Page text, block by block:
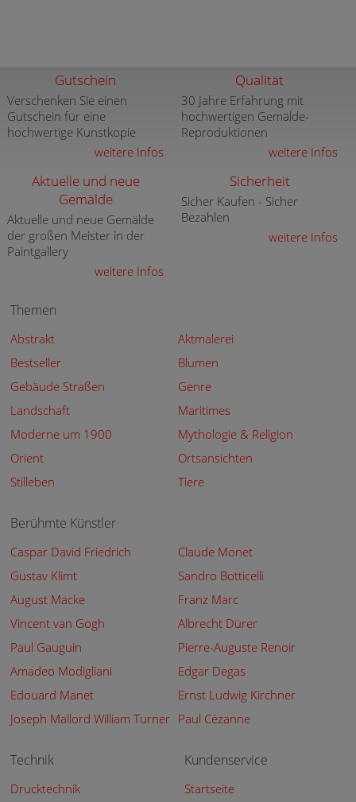
Gutschein
Verschenken Sie einen
Gutschein für eine
hochwertige Kunstkopie
weitere Infos
Qualität
30 Jahre Erfahrung mit
hochwertigen Gemälde-
Reproduktionen
weitere Infos
Aktuelle und neue
Gemälde
Aktuelle und neue Gemälde
der großen Meister in der
Paintgallery
weitere Infos
Sicherheit
Sicher Kaufen - Sicher
Bezahlen
weitere Infos
Themen
Abstrakt
Aktmalerei
Bestseller
Blumen
Gebäude Straßen
Genre
Landschaft
Maritimes
Moderne um 1900
Mythologie & Religion
Orient
Ortsansichten
Stilleben
Tiere
Berühmte Künstler
Caspar David Friedrich
Claude Monet
Gustav Klimt
Sandro Botticelli
August Macke
Franz Marc
Vincent van Gogh
Albrecht Dürer
Paul Gauguin
Pierre-Auguste Renoir
Amadeo Modigliani
Edgar Degas
Edouard Manet
Ernst Ludwig Kirchner
Joseph Mallord William Turner Paul Cézanne
Technik
Drucktechnik
Kundenservice
Startseite